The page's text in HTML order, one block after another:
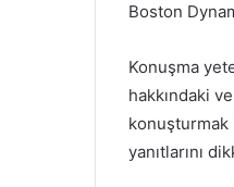
Boston
Konuşma
hakkındaki
konuşturmak
yanıtlarını